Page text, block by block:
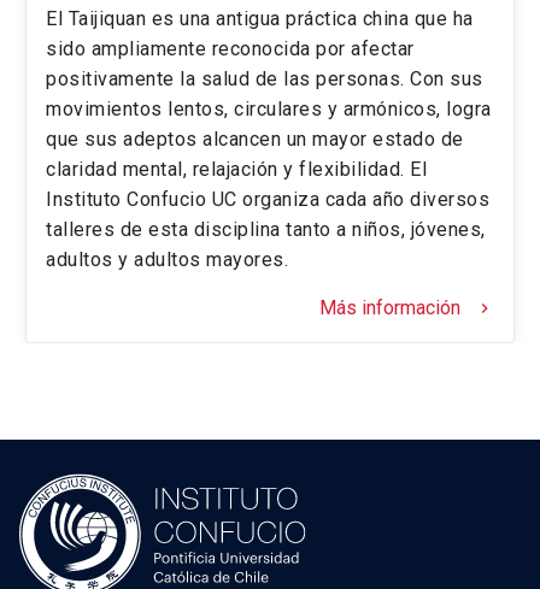
El Taijiquan es una antigua práctica china que ha
sido ampliamente reconocida por afectar
positivamente la salud de las personas. Con sus
movimientos lentos, circulares y armónicos, logra
que sus adeptos alcancen un mayor estado de
claridad mental, relajación y flexibilidad. El
Instituto Confucio UC organiza cada año diversos
talleres de esta disciplina tanto a niños, jóvenes,
adultos y adultos mayores.
Más información keyboard_arrow_right